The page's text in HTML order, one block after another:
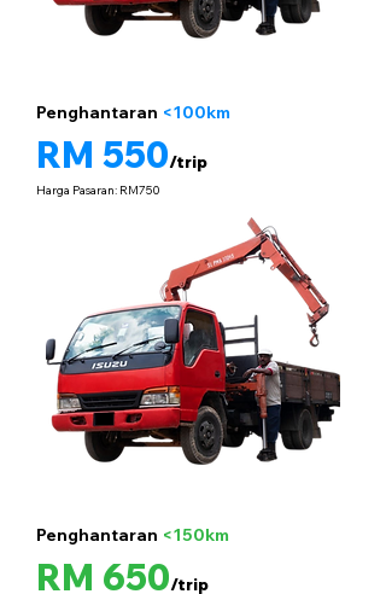
Penghantaran <100km
RM 550/trip
Harga Pasaran: RM750
Penghantaran <150km
RM 650/trip